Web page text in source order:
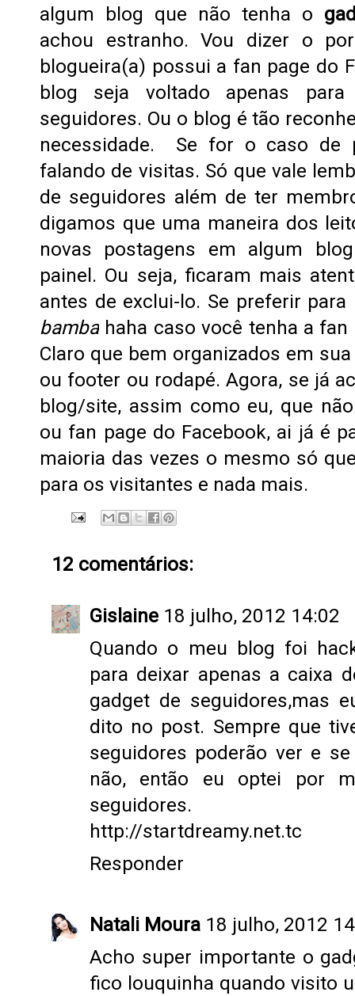
algum blog que não tenha o
achou estranho. Vou dizer o
blogueira(a) possui a fan page do
blog seja voltado apenas
seguidores. Ou o blog é tão
necessidade. Se for o caso de
falando de visitas. Só que vale
de seguidores além de ter
digamos que uma maneira dos
novas postagens em algum
painel. Ou seja, ficaram mais
antes de exclui-lo. Se preferir
bamba haha caso você tenha a
Claro que bem organizados em
ou footer ou rodapé.Agora, se já
blog/site, assim como eu, que
ou fan page do Facebook, ai já é
maioria das vezes o mesmo só
para os visitantes e nada mais.
12 comentários:
Gislaine 18 julho, 2012 14:02
Quando o meu blog foi
para deixar apenas a caixa
gadget de seguidores,mas
dito no post. Sempre que
seguidores poderão ver e
não, então eu optei por
seguidores.
http://startdreamy.net.tc
Responder
Natali Moura 18 julho, 2012
Acho super importante o
fico louquinha quando visito